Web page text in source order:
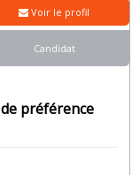
préférence
Voir le profil
Candidat